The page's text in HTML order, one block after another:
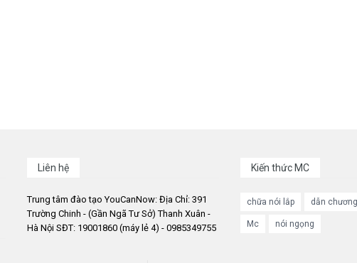
Liên hệ
Trung tâm đào tạo YouCanNow: Địa Chỉ: 391
Trường Chinh - (Gần Ngã Tư Sở) Thanh Xuân -
Hà Nội SĐT: 19001860 (máy lẻ 4) - 0985349755
Kiến thức MC
chữa nói lắp dẫn
Mc nói ngọng